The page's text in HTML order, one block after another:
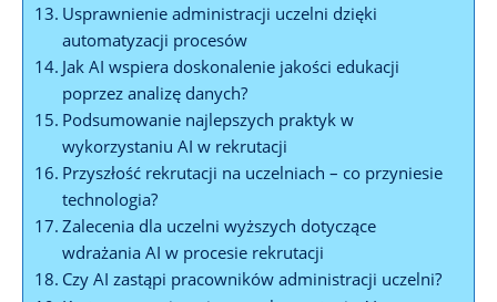
Usprawnienie administracji uczelni dzięki
automatyzacji procesów
Jak AI wspiera doskonalenie jakości edukacji
poprzez analizę danych?
Podsumowanie najlepszych praktyk w
wykorzystaniu AI w rekrutacji
Przyszłość rekrutacji na uczelniach – co przyniesie
technologia?
Zalecenia dla uczelni wyższych dotyczące
wdrażania AI w procesie rekrutacji
Czy AI zastąpi pracowników administracji uczelni?